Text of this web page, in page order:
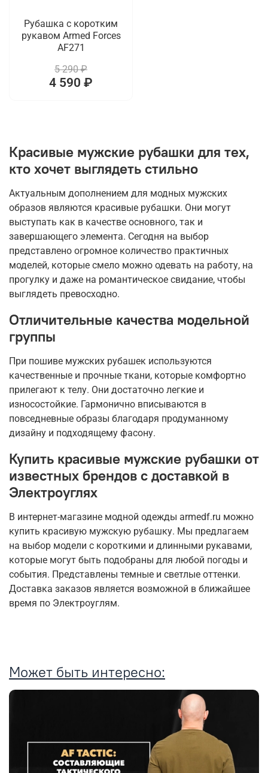
Рубашка с коротким
рукавом Armed Forces
AF271
5 290 ₽
4 590 ₽
Красивые мужские рубашки для тех,
кто хочет выглядеть стильно
Актуальным дополнением для модных мужских
образов являются красивые рубашки. Они могут
выступать как в качестве основного, так и
завершающего элемента. Сегодня на выбор
представлено огромное количество практичных
моделей, которые смело можно одевать на работу, на
прогулку и даже на романтическое свидание, чтобы
выглядеть превосходно.
Отличительные качества модельной
группы
При пошиве мужских рубашек используются
качественные и прочные ткани, которые комфортно
прилегают к телу. Они достаточно легкие и
износостойкие. Гармонично вписываются в
повседневные образы благодаря продуманному
дизайну и подходящему фасону.
Купить красивые мужские рубашки от
известных брендов с доставкой в
Электроуглях
В интернет-магазине модной одежды armedf.ru можно
купить красивую мужскую рубашку. Мы предлагаем
на выбор модели с короткими и длинными рукавами,
которые могут быть подобраны для любой погоды и
события. Представлены темные и светлые оттенки.
Доставка заказов является возможной в ближайшее
время по Электроуглям.
Может быть интересно: